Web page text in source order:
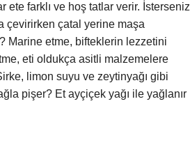
ete farklı ve hoş tatlar verir. İsterseniz
çevirirken çatal yerine maşa
Marine etme, bifteklerin lezzetini
eti oldukça asitli malzemelere
limon suyu ve zeytinyağı gibi
pişer? Et ayçiçek yağı ile yağlanır